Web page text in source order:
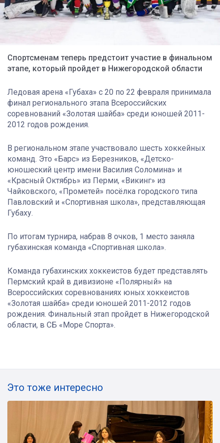
Спортсменам теперь предстоит участие в финальном
этапе, который пройдет в Нижегородской области
Ледовая арена «Губаха» с 20 по 22 февраля принимала
финал регионального этапа Всероссийских
соревнований «Золотая шайба» среди юношей 2011-
2012 годов рождения.
В региональном этапе участвовало шесть хоккейных
команд. Это «Барс» из Березников, «Детско-
юношеский центр имени Василия Соломина» и
«Красный Октябрь» из Перми, «Викинг» из
Чайковского, «Прометей» посёлка городского типа
Павловский и «Спортивная школа», представляющая
Губаху.
По итогам турнира, набрав 8 очков, 1 место заняла
губахинская команда «Спортивная школа».
Команда губахинских хоккеистов будет представлять
Пермский край в дивизионе «Полярный» на
Всероссийских соревнованиях юных хоккеистов
«Золотая шайба» среди юношей 2011-2012 годов
рождения. Финальный этап пройдет в Нижегородской
области, в СБ «Море Спорта».
Это тоже интересно